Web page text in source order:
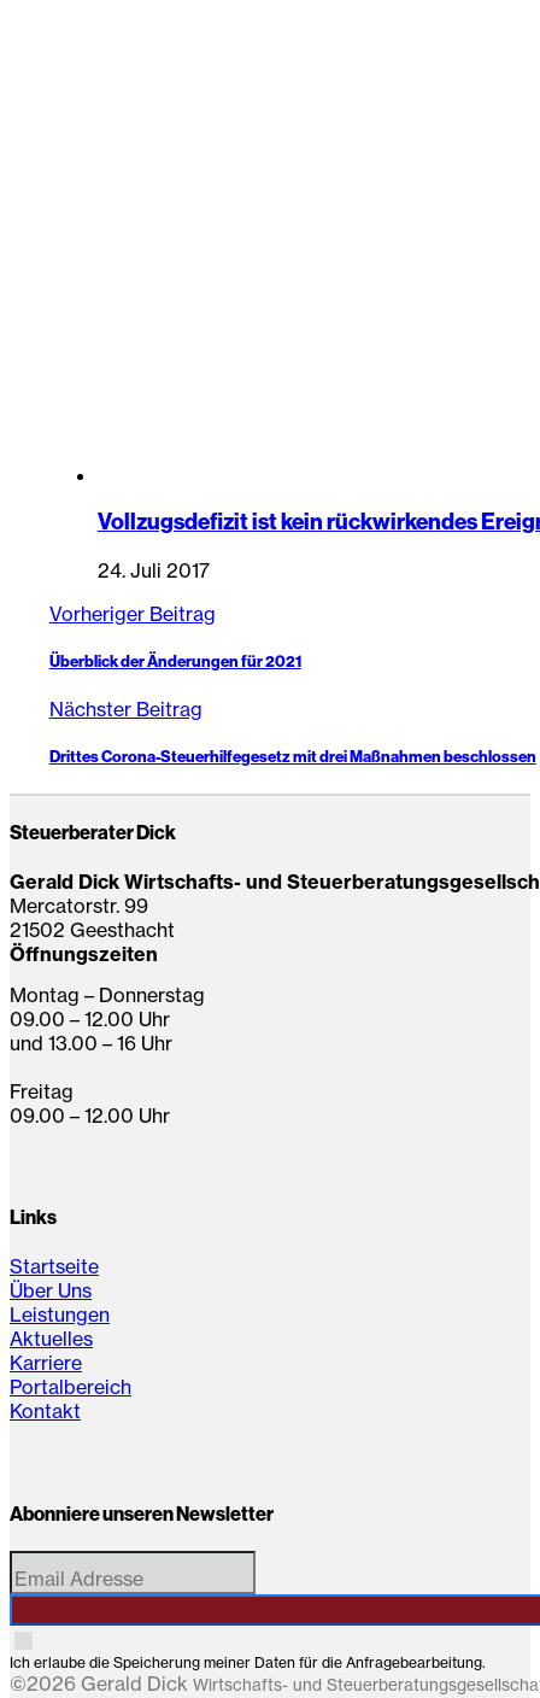
Vollzugsdefizit ist kein rückwirkendes
24. Juli 2017
Vorheriger Beitrag
Überblick der Änderungen für 2021
Nächster Beitrag
Drittes Corona-Steuerhilfegesetz mit drei Maßnahmen beschlossen
Steuerberater Dick
Gerald Dick Wirtschafts- und
Mercatorstr. 99
21502 Geesthacht
Öffnungszeiten
Montag – Donnerstag
09.00 – 12.00 Uhr
und 13.00 – 16 Uhr
Freitag
09.00 – 12.00 Uhr
Links
Startseite
Über Uns
Leistungen
Aktuelles
Karriere
Portalbereich
Kontakt
Abonniere unseren Newsletter
Ich erlaube die Speicherung meiner Daten für die Anfragebearbeitung.
©2026 Gerald Dick Wirtschafts- und